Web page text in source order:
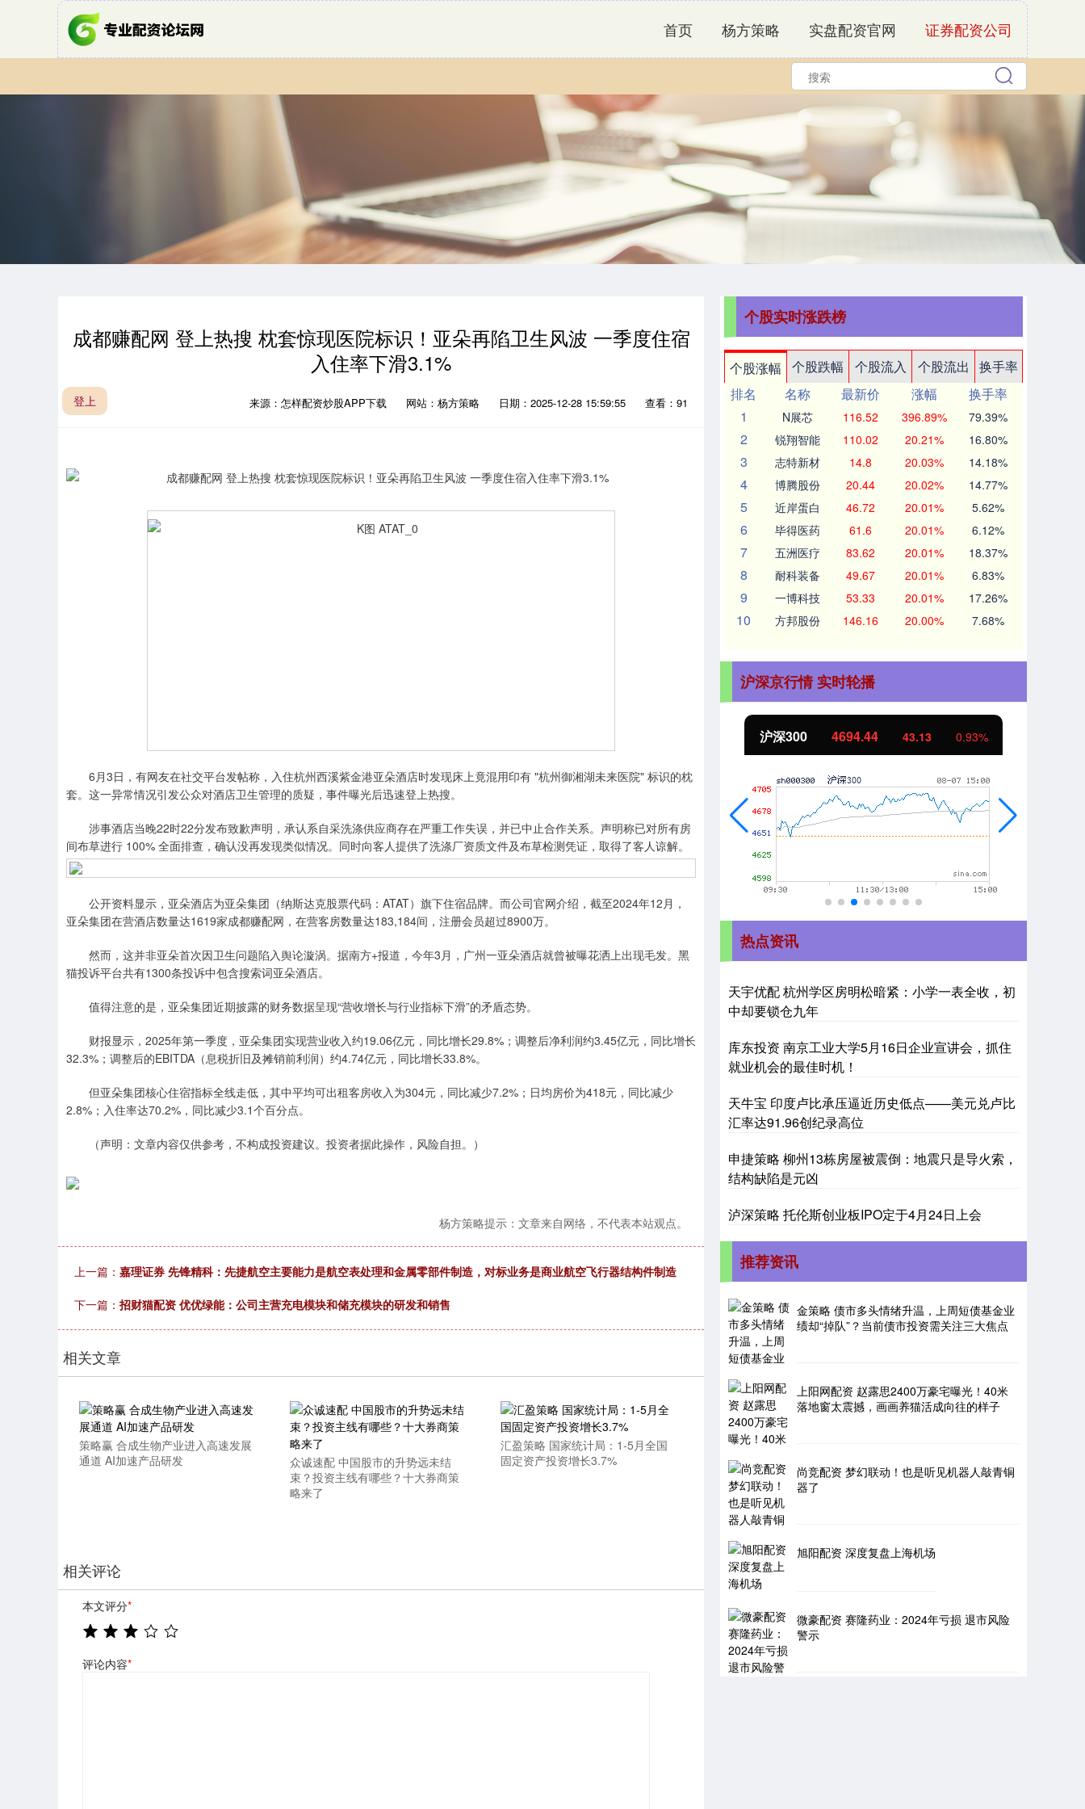
首页 杨方策略 实盘配资官网 证券配资公司
成都赚配网 登上热搜 枕套惊现医院标识！亚朵再陷卫生风波 一季度住宿
入住率下滑3.1%
登上 来源：怎样配资炒股APP下载 网站：杨方策略 日期：2025-12-28 15:59:55 查看：91
6月3日，有网友在社交平台发帖称，入住杭州西溪紫金港亚朵酒店时发现床上竟混用印有 "杭州御湘湖未来医院" 标识的枕
套。这一异常情况引发公众对酒店卫生管理的质疑，事件曝光后迅速登上热搜。
涉事酒店当晚22时22分发布致歉声明，承认系自采洗涤供应商存在严重工作失误，并已中止合作关系。声明称已对所有房
间布草进行 100% 全面排查，确认没再发现类似情况。同时向客人提供了洗涤厂资质文件及布草检测凭证，取得了客人谅解。
公开资料显示，亚朵酒店为亚朵集团（纳斯达克股票代码：ATAT）旗下住宿品牌。而公司官网介绍，截至2024年12月，
亚朵集团在营酒店数量达1619家成都赚配网，在营客房数量达183,184间，注册会员超过8900万。
然而，这并非亚朵首次因卫生问题陷入舆论漩涡。据南方+报道，今年3月，广州一亚朵酒店就曾被曝花洒上出现毛发。黑
猫投诉平台共有1300条投诉中包含搜索词亚朵酒店。
值得注意的是，亚朵集团近期披露的财务数据呈现“营收增长与行业指标下滑”的矛盾态势。
财报显示，2025年第一季度，亚朵集团实现营业收入约19.06亿元，同比增长29.8%；调整后净利润约3.45亿元，同比增长
32.3%；调整后的EBITDA（息税折旧及摊销前利润）约4.74亿元，同比增长33.8%。
但亚朵集团核心住宿指标全线走低，其中平均可出租客房收入为304元，同比减少7.2%；日均房价为418元，同比减少
2.8%；入住率达70.2%，同比减少3.1个百分点。
（声明：文章内容仅供参考，不构成投资建议。投资者据此操作，风险自担。）
杨方策略提示：文章来自网络，不代表本站观点。
上一篇： 嘉理证券 先锋精科：先捷航空主要能力是航空表处理和金属零部件制造，对标业务是商业航空飞行器结构件制造
下一篇： 招财猫配资 优优绿能：公司主营充电模块和储充模块的研发和销售
相关文章
策略赢 合成生物产业进入高速发展
通道 AI加速产品研发
众诚速配 中国股市的升势远未结
束？投资主线有哪些？十大券商策
略来了
汇盈策略 国家统计局：1-5月全国
固定资产投资增长3.7%
相关评论
本文评分*
评论内容*
个股实时涨跌榜
个股涨幅 个股跌幅 个股流入 个股流出
换手率
排名
名称 最新价 涨幅
换手率
1
N展芯 116.52 396.89% 79.39%
2 锐翔智能 110.02 20.21% 16.80%
3 志特新材 14.8 20.03% 14.18%
4 博腾股份 20.44 20.02% 14.77%
5 近岸蛋白 46.72 20.01% 5.62%
6 毕得医药 61.6 20.01% 6.12%
7 五洲医疗 83.62 20.01% 18.37%
8 耐科装备 49.67 20.01% 6.83%
9 一博科技 53.33 20.01% 17.26%
10 方邦股份 146.16 20.00% 7.68%
沪深京行情 实时轮播
北证50 1134.24 11.37
热点资讯
天宇优配 杭州学区房明松暗紧：小学一表全收，初
中却要锁仓九年
库东投资 南京工业大学5月16日企业宣讲会，抓住
就业机会的最佳时机！
天牛宝 印度卢比承压逼近历史低点——美元兑卢比
汇率达91.96创纪录高位
申捷策略 柳州13栋房屋被震倒：地震只是导火索，
结构缺陷是元凶
泸深策略 托伦斯创业板IPO定于4月24日上会
推荐资讯
金策略 债市多头情绪升温，上周短债基金业
绩却“掉队”？当前债市投资需关注三大焦点
上阳网配资 赵露思2400万豪宅曝光！40米
落地窗太震撼，画画养猫活成向往的样子
尚竞配资 梦幻联动！也是听见机器人敲青铜
器了
旭阳配资 深度复盘上海机场
微豪配资 赛隆药业：2024年亏损 退市风险
警示